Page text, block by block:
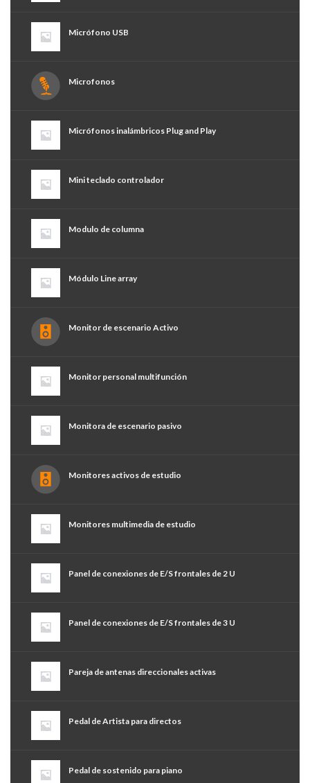
Micrófono USB
Microfonos
Micrófonos inalámbricos Plug and Play
Mini teclado controlador
Modulo de columna
Módulo Line array
Monitor de escenario Activo
Monitor personal multifunción
Monitora de escenario pasivo
Monitores activos de estudio
Monitores multimedia de estudio
Panel de conexiones de E/S frontales de 2 U
Panel de conexiones de E/S frontales de 3 U
Pareja de antenas direccionales activas
Pedal de Artista para directos
Pedal de sostenido para piano